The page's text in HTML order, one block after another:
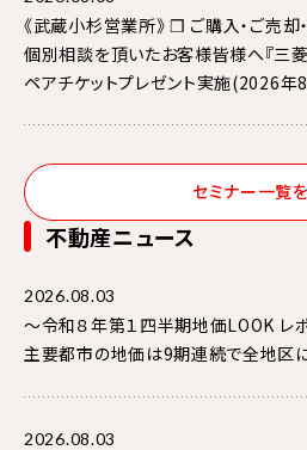
《武蔵小杉営業所》 ❒ ご購入・ご売
個別相談を頂いたお客様皆様へ『三
ペアチケットプレゼント実施(2026
19世紀後半のパリ、マネや後に印象
芸術家たちはカフェに集い、議論を戦
”カフェ”に集う芸術家
印象派からゴッホ、ロートレック、ピカソ
セミナー一覧
不動産ニュース
2026.08.03
～令和８年第１四半期地価LOOK レ
主要都市の地価は9期連続で全地区
2026.08.03